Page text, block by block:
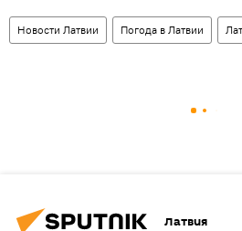
Новости Латвии Погода в Латвии
Латвия